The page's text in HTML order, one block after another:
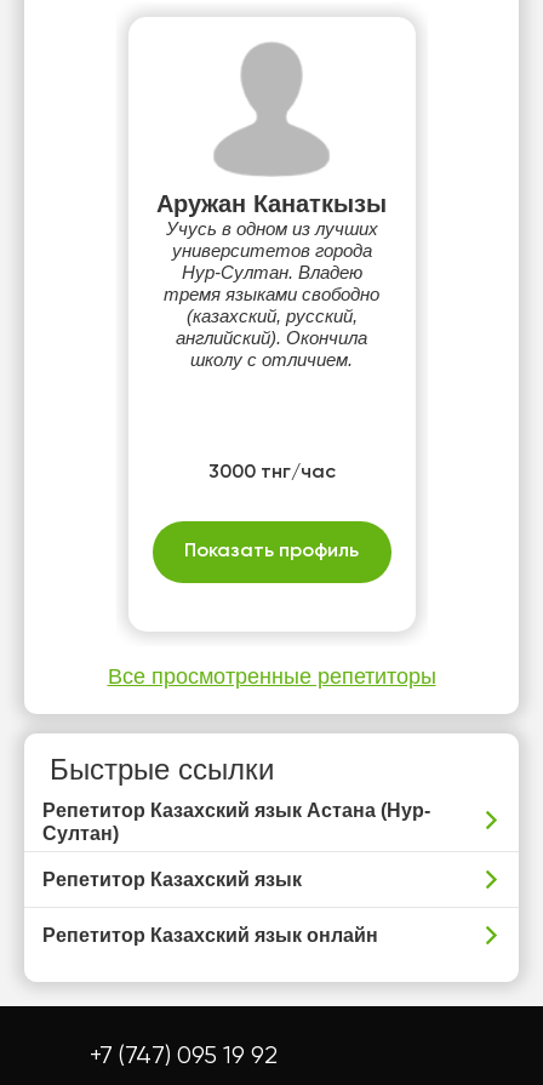
Аружан Канаткызы
Учусь в одном из лучших
университетов города
Нур-Султан. Владею
тремя языками свободно
(казахский, русский,
английский). Окончила
школу с отличием.
3000 тнг/час
Показать профиль
Все просмотренные репетиторы
Быстрые ссылки
Репетитор Казахский язык Астана (Нур-
Султан)
Репетитор Казахский язык
Репетитор Казахский язык онлайн
+7 (747) 095 19 92